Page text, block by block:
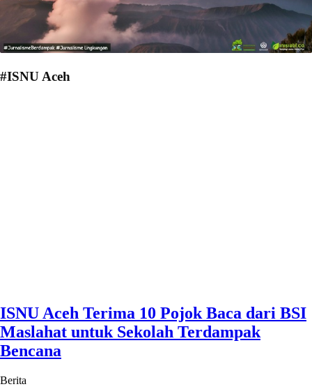
#ISNU Aceh
ISNU Aceh Terima 10 Pojok Baca dari BSI
Maslahat untuk Sekolah Terdampak
Bencana
Berita